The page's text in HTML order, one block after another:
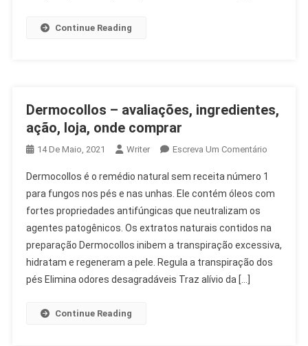
Continue Reading
Dermocollos – avaliações, ingredientes,
ação, loja, onde comprar
14 De Maio, 2021 Writer Escreva Um ComentárioOn
–
Ação,
Loja,
Onde
Dermocollos é o remédio natural sem receita número 1
para fungos nos pés e nas unhas. Ele contém óleos com
fortes propriedades antifúngicas que neutralizam os
agentes patogênicos. Os extratos naturais contidos na
preparação Dermocollos inibem a transpiração excessiva,
hidratam e regeneram a pele. Regula a transpiração dos
pés Elimina odores desagradáveis Traz alívio da […]
Continue Reading